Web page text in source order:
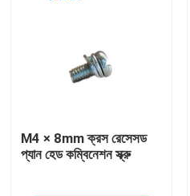
M4 × 8mm ক্রস রেসেসড
প্যান হেড কম্বিনেশন স্ক্রু